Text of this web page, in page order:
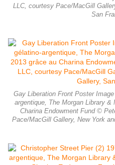
LLC, courtesy Pace/MacGill
San
Gay Liberation Front Poster
argentique, The Morgan Library
Charina Endowment Fund ©
Pace/MacGill Gallery, New York